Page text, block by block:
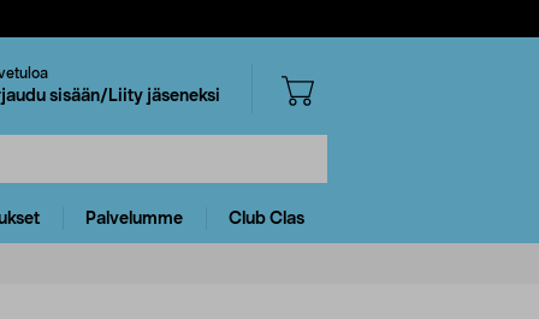
sisään/Liity jäseneksi
Palvelumme Club Clas